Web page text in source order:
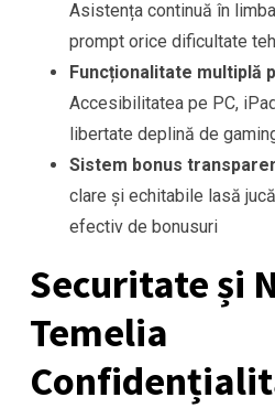
Asistența continuă în
prompt orice dificultate
Funcționalitate multiplă
Accesibilitatea pe PC,
libertate deplină de
Sistem bonus
clare și echitabile lasă
efectiv de bonusuri
Securitate și
Temelia